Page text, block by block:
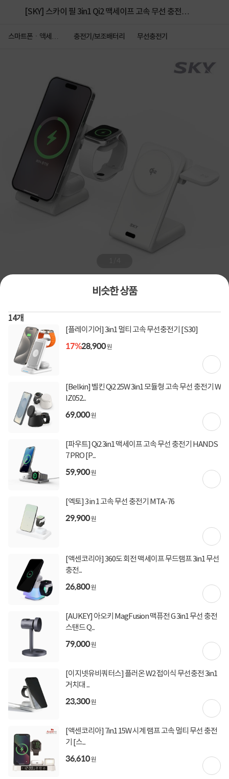
[SKY] 스카이 필 3in1 Qi2 맥세이프 고속 무선 충전기
스마트폰ㆍ액세서
충전기/보조배터리 무선충전기
비슷한 상품
14개
[플레이기어] 3in1 멀티 고속 무선충전기 [S30]
17%28,900원
[Belkin] 벨킨 Qi2 25W 3in1 모듈형 고속 무선 충전기 W
IZ052...
69,000원
[파우트] Qi2 3in1 맥세이프 고속 무선 충전기 HANDS
7 PRO [P...
59,900원
[엑토] 3 in 1 고속 무선 충전기 MTA-76
29,900원
[액센코리아] 360도 회전 맥세이프 무드램프 3in1 무선
충전...
26,800원
[AUKEY] 아오키 MagFusion 맥퓨전 G 3in1 무선 충전
스탠드 Q...
79,000원
[이지넷유비쿼터스] 플러온 W2 접이식 무선충전 3in1
거치대 ...
23,300원
[액센코리아] 7in1 15W 시계 램프 고속 멀티 무선 충전
기 [스...
36,610원
[SKY] 스카이 필 3in1 Qi2 맥세이프 고속 무선 충전기 (갤럭
시/애플 워치 겸용) W60Q
충전기 / 무선충전기 / 휴대폰 / 무선이어폰 / 스마트워치 / 충전 최대출력 : 15W / 무선단
일 : 15W / Qi2 / 부가 맥세이프 / 충전상태표시 / 스마트폰거치 / FOD / 과전압방지 / 과전
류방지 / 과열방지 / 미끄럼방지 / 규격 가로 : 90mm / 세로 : 113mm / 두께 : 70mm / 무게 :
165g / 인쇄가능
지금 후기쓰면 적립금 2배!
16% 24,900원
할인혜택
[토스페이 X 계좌이체] 50,000원 즉시할인
(1,000,000원 이상 결제 시)
[토스페이 X 계좌이체] 20,000원 즉시할인
[토스페이 X 농협카드] 5% 즉시할인 (800,000원 이
상 결제 시)
[토스페이 X 현대카드] 5% 즉시할인 (800,000원 이
상 결제 시)
적립금 50원 적립
입고일 미정
배송정보 업체직배송
배송비
무료배송
상세정보
상세정보를확대해서 볼 수 있습니다.